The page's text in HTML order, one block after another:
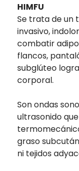
HIMFU
Se trata de un
invasivo,
combatir
flancos,
subglúteo
corporal.
Son ondas
ultrasonido
graso
ni tejidos